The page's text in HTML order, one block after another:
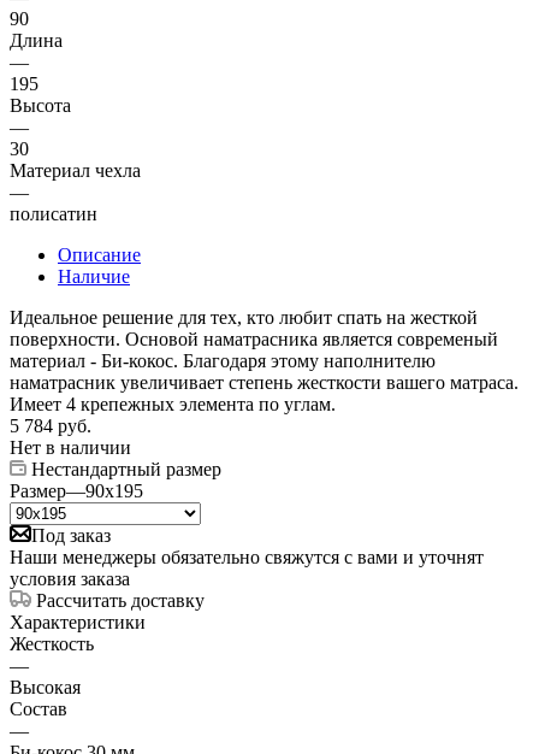
90
Длина
—
195
Высота
—
30
Материал чехла
—
полисатин
Описание
Наличие
Идеальное решение для тех, кто любит спать на жесткой
поверхности. Основой наматрасника является современый
материал - Би-кокос. Благодаря этому наполнителю
наматрасник увеличивает степень жесткости вашего матраса.
Имеет 4 крепежных элемента по углам.
5 784 руб.
Нет в наличии
Нестандартный размер
Размер—90x195
Под заказ
Наши менеджеры обязательно свяжутся с вами и уточнят
условия заказа
Рассчитать доставку
Характеристики
Жесткость
—
Высокая
Состав
—